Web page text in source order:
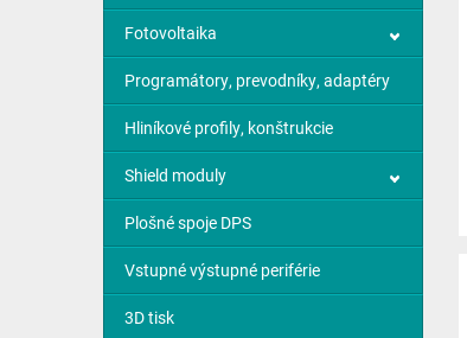
Fotovoltaika
Programátory, prevodníky, adaptéry
Hliníkové profily, konštrukcie
Shield moduly
Plošné spoje DPS
Vstupné výstupné periférie
3D tisk